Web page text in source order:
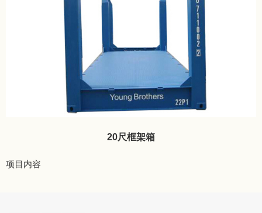
20尺框架箱
项目内容